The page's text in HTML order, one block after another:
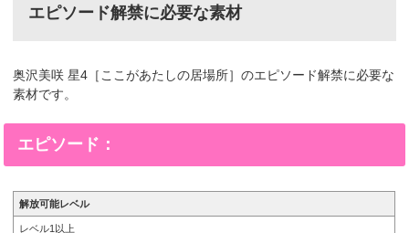
エピソード解禁に必要な素材
奥沢美咲 星4［ここがあたしの居場所］のエピソード解禁に必要な
素材です。
エピソード：
解放可能レベル
レベル1以上